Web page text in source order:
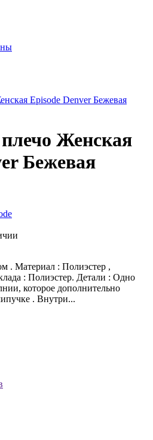
Episode Denver Бежевая
Женская
Бежевая
. Материал : Полиэстер ,
: Полиэстер. Детали : Одно
которое дополнительно
. Внутри...